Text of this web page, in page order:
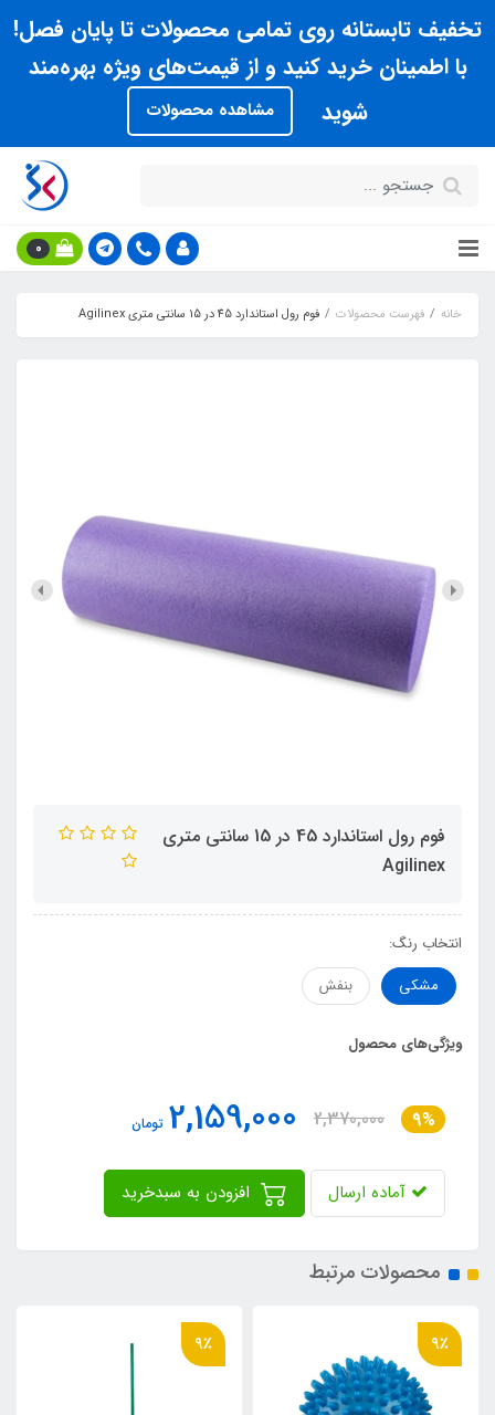
تخفیف تابستانه روی تمامی محصولات تا پایان فصل!
با اطمینان خرید کنید و از قیمت‌های ویژه بهره‌مند
شوید
مشاهده محصولات
0
خانه فهرست محصولات فوم رول استاندارد 45 در 15 سانتي متري Agilinex
فوم رول استاندارد 45 در 15 سانتي متري
Agilinex
انتخاب رنگ:
مشکی
بنفش
ویژگی‌های محصول
9%
2,370,000
2,159,000 تومان
آماده ارسال
محصولات مرتبط
9٪ 9٪